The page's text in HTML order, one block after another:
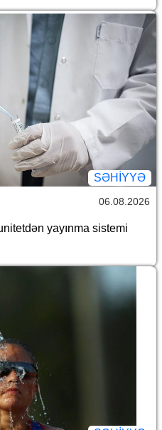
SƏHIYYƏ
06.08.2026
yayınma sistemi